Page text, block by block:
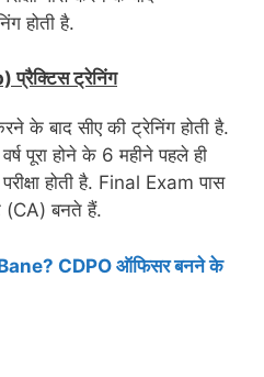
होती है.
ट्रेनिंग
के बाद सीए की ट्रेनिंग होती है.
पूरा होने के 6 महीने पहले ही
होती है. Final Exam पास
(CA) बनते हैं.
CDPO ऑफिसर बनने के